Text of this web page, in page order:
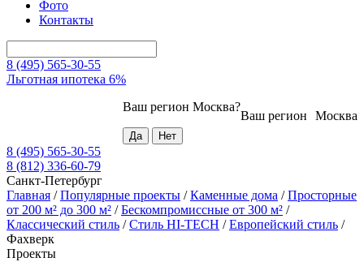
Фото
Контакты
8 (495) 565-30-55
Льготная ипотека 6%
Москва
Ваш регион
Ваш регион Москва?
8 (495) 565-30-55
8 (812) 336-60-79
Санкт-Петербург
Главная /Популярные проекты /Каменные дома /Просторные
от 200 м² до 300 м² /Бескомпромиссные от 300 м² /
Классический стиль /Стиль HI-TECH /Европейский стиль /
Фахверк
Проекты